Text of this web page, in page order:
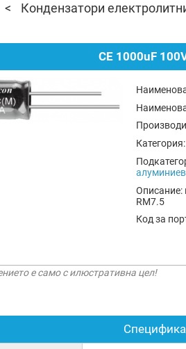
Кондензатори
CE 1000uF
Категория:
Описание:
RM7.5
Код за
е само с илюстративна цел!